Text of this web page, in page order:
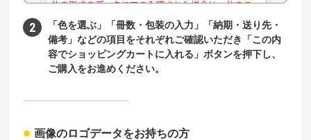
「色を選ぶ」「冊数・包装の入力」「納期・送り先・
備考」などの項目をそれぞれご確認いただき「この内
容でショッピングカートに入れる」ボタンを押下し、
ご購入をお進めください。
画像のロゴデータをお持ちの方